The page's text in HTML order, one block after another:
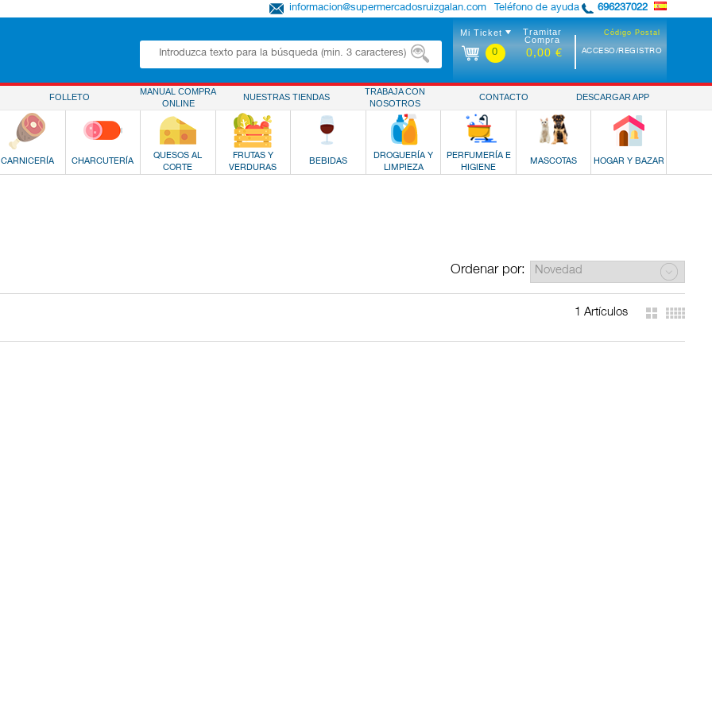
Teléfono de ayuda 696237022
informacion@supermercadosruizgalan.com
Código Postal
ACCESO/REGISTRO
Mi Ticket
0
Tramitar
Compra
0,00 €
FOLLETO
MANUAL COMPRA
ONLINE
NUESTRAS TIENDAS
TRABAJA CON
NOSOTROS
CONTACTO DESCARGAR APP
CARNICERÍA CHARCUTERÍA
QUESOS AL
CORTE
FRUTAS Y
VERDURAS
BEBIDAS
DROGUERÍA Y
LIMPIEZA
PERFUMERÍA E
HIGIENE
MASCOTAS HOGAR Y BAZAR
Ordenar por:
1 Artículos